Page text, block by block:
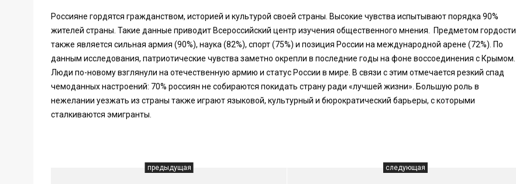
Россияне гордятся гражданством, историей и культурой своей страны. Высокие чувства испытывают порядка 90%
жителей страны. Такие данные приводит Всероссийский центр изучения общественного мнения. Предметом гордости
также является сильная армия (90%), наука (82%), спорт (75%) и позиция России на международной арене (72%). По
данным исследования, патриотические чувства заметно окрепли в последние годы на фоне воссоединения с Крымом.
Люди по-новому взглянули на отечественную армию и статус России в мире. В связи с этим отмечается резкий спад
чемоданных настроений: 70% россиян не собираются покидать страну ради «лучшей жизни». Большую роль в
нежелании уезжать из страны также играют языковой, культурный и бюрократический барьеры, с которыми
сталкиваются эмигранты.
предыдущая следующая